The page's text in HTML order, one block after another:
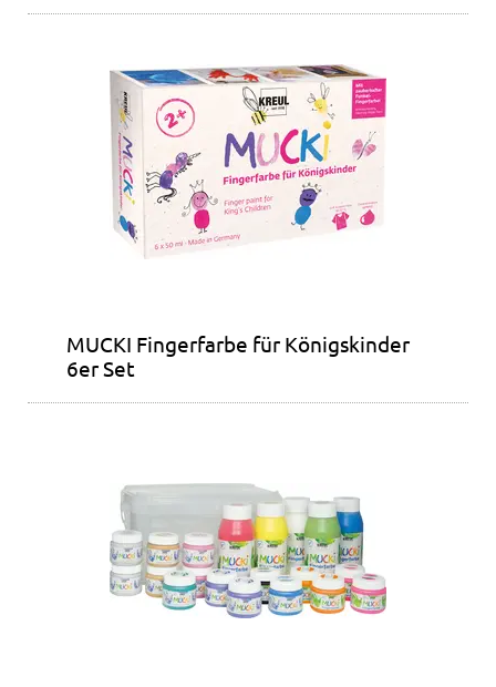
MUCKI Fingerfarbe für Königskinder
6er Set